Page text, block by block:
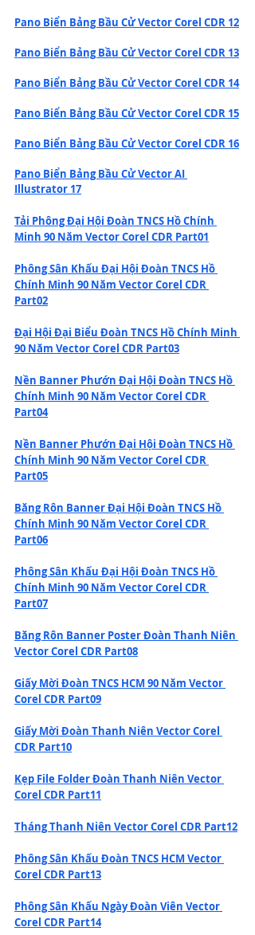
Pano Biển Bảng Bầu Cử Vector Corel CDR 12
Pano Biển Bảng Bầu Cử Vector Corel CDR 13
Pano Biển Bảng Bầu Cử Vector Corel CDR 14
Pano Biển Bảng Bầu Cử Vector Corel CDR 15
Pano Biển Bảng Bầu Cử Vector Corel CDR 16
Pano Biển Bảng Bầu Cử Vector AI
Illustrator 17
Tải Phông Đại Hội Đoàn TNCS Hồ Chính
Minh 90 Năm Vector Corel CDR Part01
Phông Sân Khấu Đại Hội Đoàn TNCS Hồ
Chính Minh 90 Năm Vector Corel CDR
Part02
Đại Hội Đại Biểu Đoàn TNCS Hồ Chính Minh
90 Năm Vector Corel CDR Part03
Nền Banner Phướn Đại Hội Đoàn TNCS Hồ
Chính Minh 90 Năm Vector Corel CDR
Part04
Nền Banner Phướn Đại Hội Đoàn TNCS Hồ
Chính Minh 90 Năm Vector Corel CDR
Part05
Băng Rôn Banner Đại Hội Đoàn TNCS Hồ
Chính Minh 90 Năm Vector Corel CDR
Part06
Phông Sân Khấu Đại Hội Đoàn TNCS Hồ
Chính Minh 90 Năm Vector Corel CDR
Part07
Băng Rôn Banner Poster Đoàn Thanh Niên
Vector Corel CDR Part08
Giấy Mời Đoàn TNCS HCM 90 Năm Vector
Corel CDR Part09
Giấy Mời Đoàn Thanh Niên Vector Corel
CDR Part10
Kẹp File Folder Đoàn Thanh Niên Vector
Corel CDR Part11
Tháng Thanh Niên Vector Corel CDR Part12
Phông Sân Khấu Đoàn TNCS HCM Vector
Corel CDR Part13
Phông Sân Khấu Ngày Đoàn Viên Vector
Corel CDR Part14